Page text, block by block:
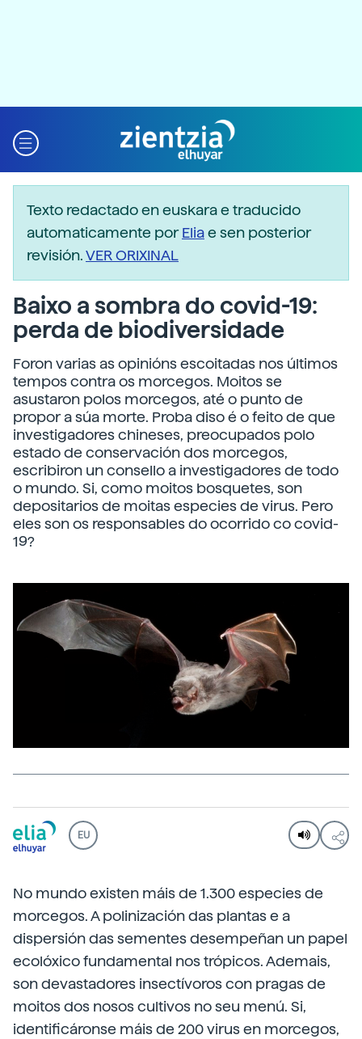
Texto redactado en euskara e traducido
automaticamente porEliae sen posterior
revisión.VER ORIXINAL
Baixo a sombra do covid-19:
perda de biodiversidade
Foron varias as opinións escoitadas nos últimos
tempos contra os morcegos. Moitos se
asustaron polos morcegos, até o punto de
propor a súa morte. Proba diso é o feito de que
investigadores chineses, preocupados polo
estado de conservación dos morcegos,
escribiron un consello a investigadores de todo
o mundo. Si, como moitos bosquetes, son
depositarios de moitas especies de virus. Pero
eles son os responsables do ocorrido co covid-
19?
EU
No mundo existen máis de 1.300 especies de
morcegos. A polinización das plantas e a
dispersión das sementes desempeñan un papel
ecolóxico fundamental nos trópicos. Ademais,
son devastadores insectívoros con pragas de
moitos dos nosos cultivos no seu menú. Si,
identificáronse máis de 200 virus en morcegos,